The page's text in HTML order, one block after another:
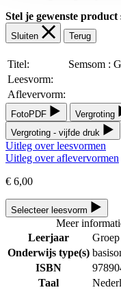
Stel je gewenste product
Sluiten Terug
Titel:
Semsom :
Leesvorm:
Aflevervorm:
FotoPDF Vergroting
Vergroting - vijfde druk
Uitleg over leesvormen
Uitleg over aflevervormen
€ 6,00
Selecteer leesvorm
Meer
Leerjaar
Onderwijs type(s)
ISBN
Taal